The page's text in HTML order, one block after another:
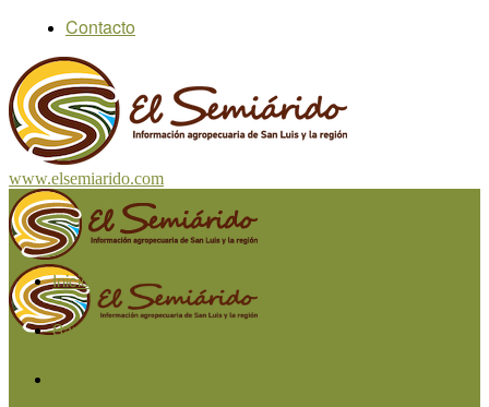
Contacto
www.elsemiarido.com
Inicio
San Luis